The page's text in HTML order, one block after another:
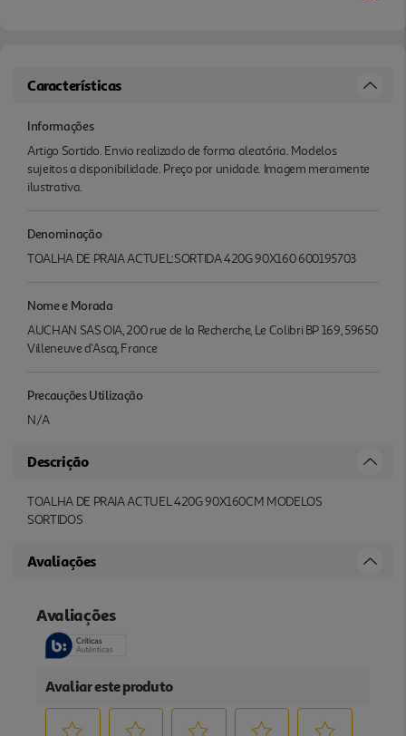
Características
Informações
Artigo Sortido. Envio realizado de forma aleatória. Modelos
sujeitos a disponibilidade. Preço por unidade. Imagem meramente
ilustrativa.
Denominação
TOALHA DE PRAIA ACTUEL:SORTIDA 420G 90X160 600195703
Nome e Morada
AUCHAN SAS OIA, 200 rue de la Recherche, Le Colibri BP 169, 59650
Villeneuve d'Ascq, France
Precauções Utilização
N/A
Descrição
TOALHA DE PRAIA ACTUEL 420G 90X160CM MODELOS
SORTIDOS
Avaliações